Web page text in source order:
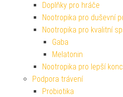
Doplňky pro hráče
Nootropika pro duševní
Nootropika pro kvalitní
Gaba
Melatonin
Nootropika pro lepší
Podpora trávení
Probiotika